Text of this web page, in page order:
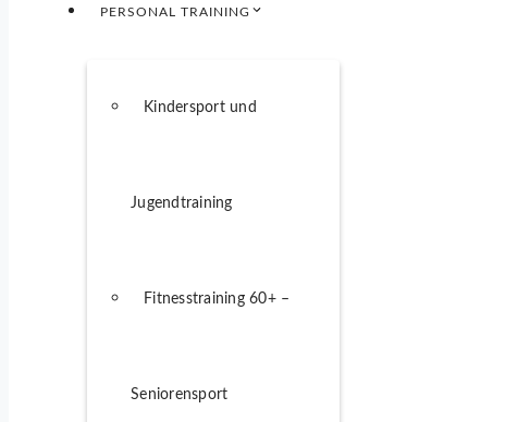
PERSONAL TRAINING
Kindersport und
Jugendtraining
Fitnesstraining 60+ –
Seniorensport